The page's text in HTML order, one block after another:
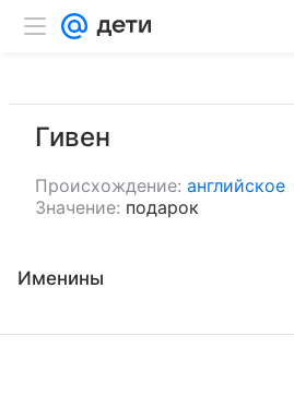
Гивен
Происхождение: английское
Значение: подарок
Именины